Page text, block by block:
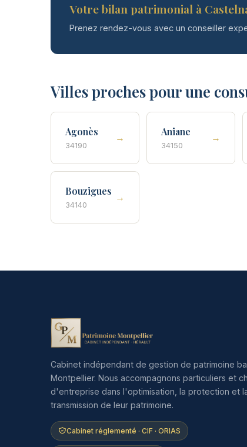
Votre bilan patrimonial à
Prenez rendez-vous avec un conseiller
Villes proches pour une
Agonès
34190
→
Aniane
34150
→
Bouzigues
34140
→
Cabinet indépendant de gestion de patrimoine
Montpellier. Nous accompagnons particuliers et
d'entreprise dans l'optimisation, la protection et
transmission de leur patrimoine.
Cabinet réglementé · CIF · ORIAS